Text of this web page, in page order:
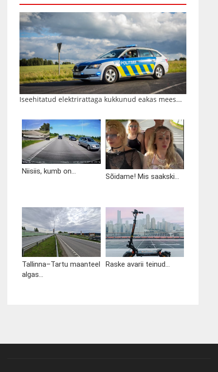
Iseehitatud elektrirattaga kukkunud eakas mees...
Niisiis, kumb on...
Sõidame! Mis saakski...
Tallinna–Tartu maanteel
algas...
Raske avarii teinud...